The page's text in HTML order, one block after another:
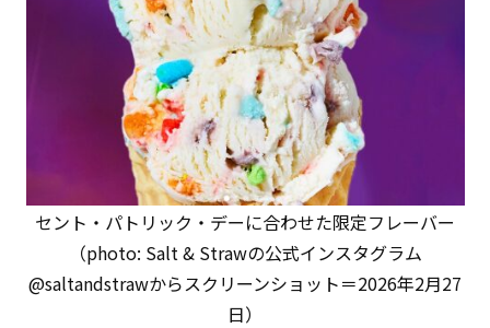
セント・パトリック・デーに合わせた限定フレーバー
（photo: Salt & Strawの公式インスタグラム
@saltandstrawからスクリーンショット＝2026年2月27
日）